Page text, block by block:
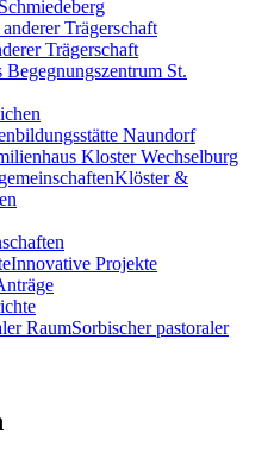
Trägerschaft
Begegnungszentrum St.
Naundorf
Kloster Wechselburg
Klöster &
Innovative Projekte
Sorbischer pastoraler